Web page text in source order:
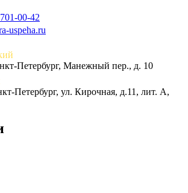
00-42
uspeha.ru
Петербург, Манежный пер., д. 10
Петербург, ул. Кирочная, д.11, лит. А,